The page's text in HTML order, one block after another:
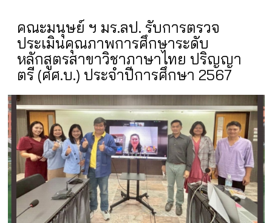
คณะมนุษย์ ฯ มร.ลป. รับการตรวจ
ประเมินคุณภาพการศึกษาระดับ
หลักสูตรสาขาวิชาภาษาไทย ปริญญา
ตรี (ศศ.บ.) ประจำปีการศึกษา 2567